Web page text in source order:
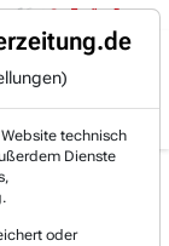
Trading-Room
Trade des Tages
technisch
Dienste
oder